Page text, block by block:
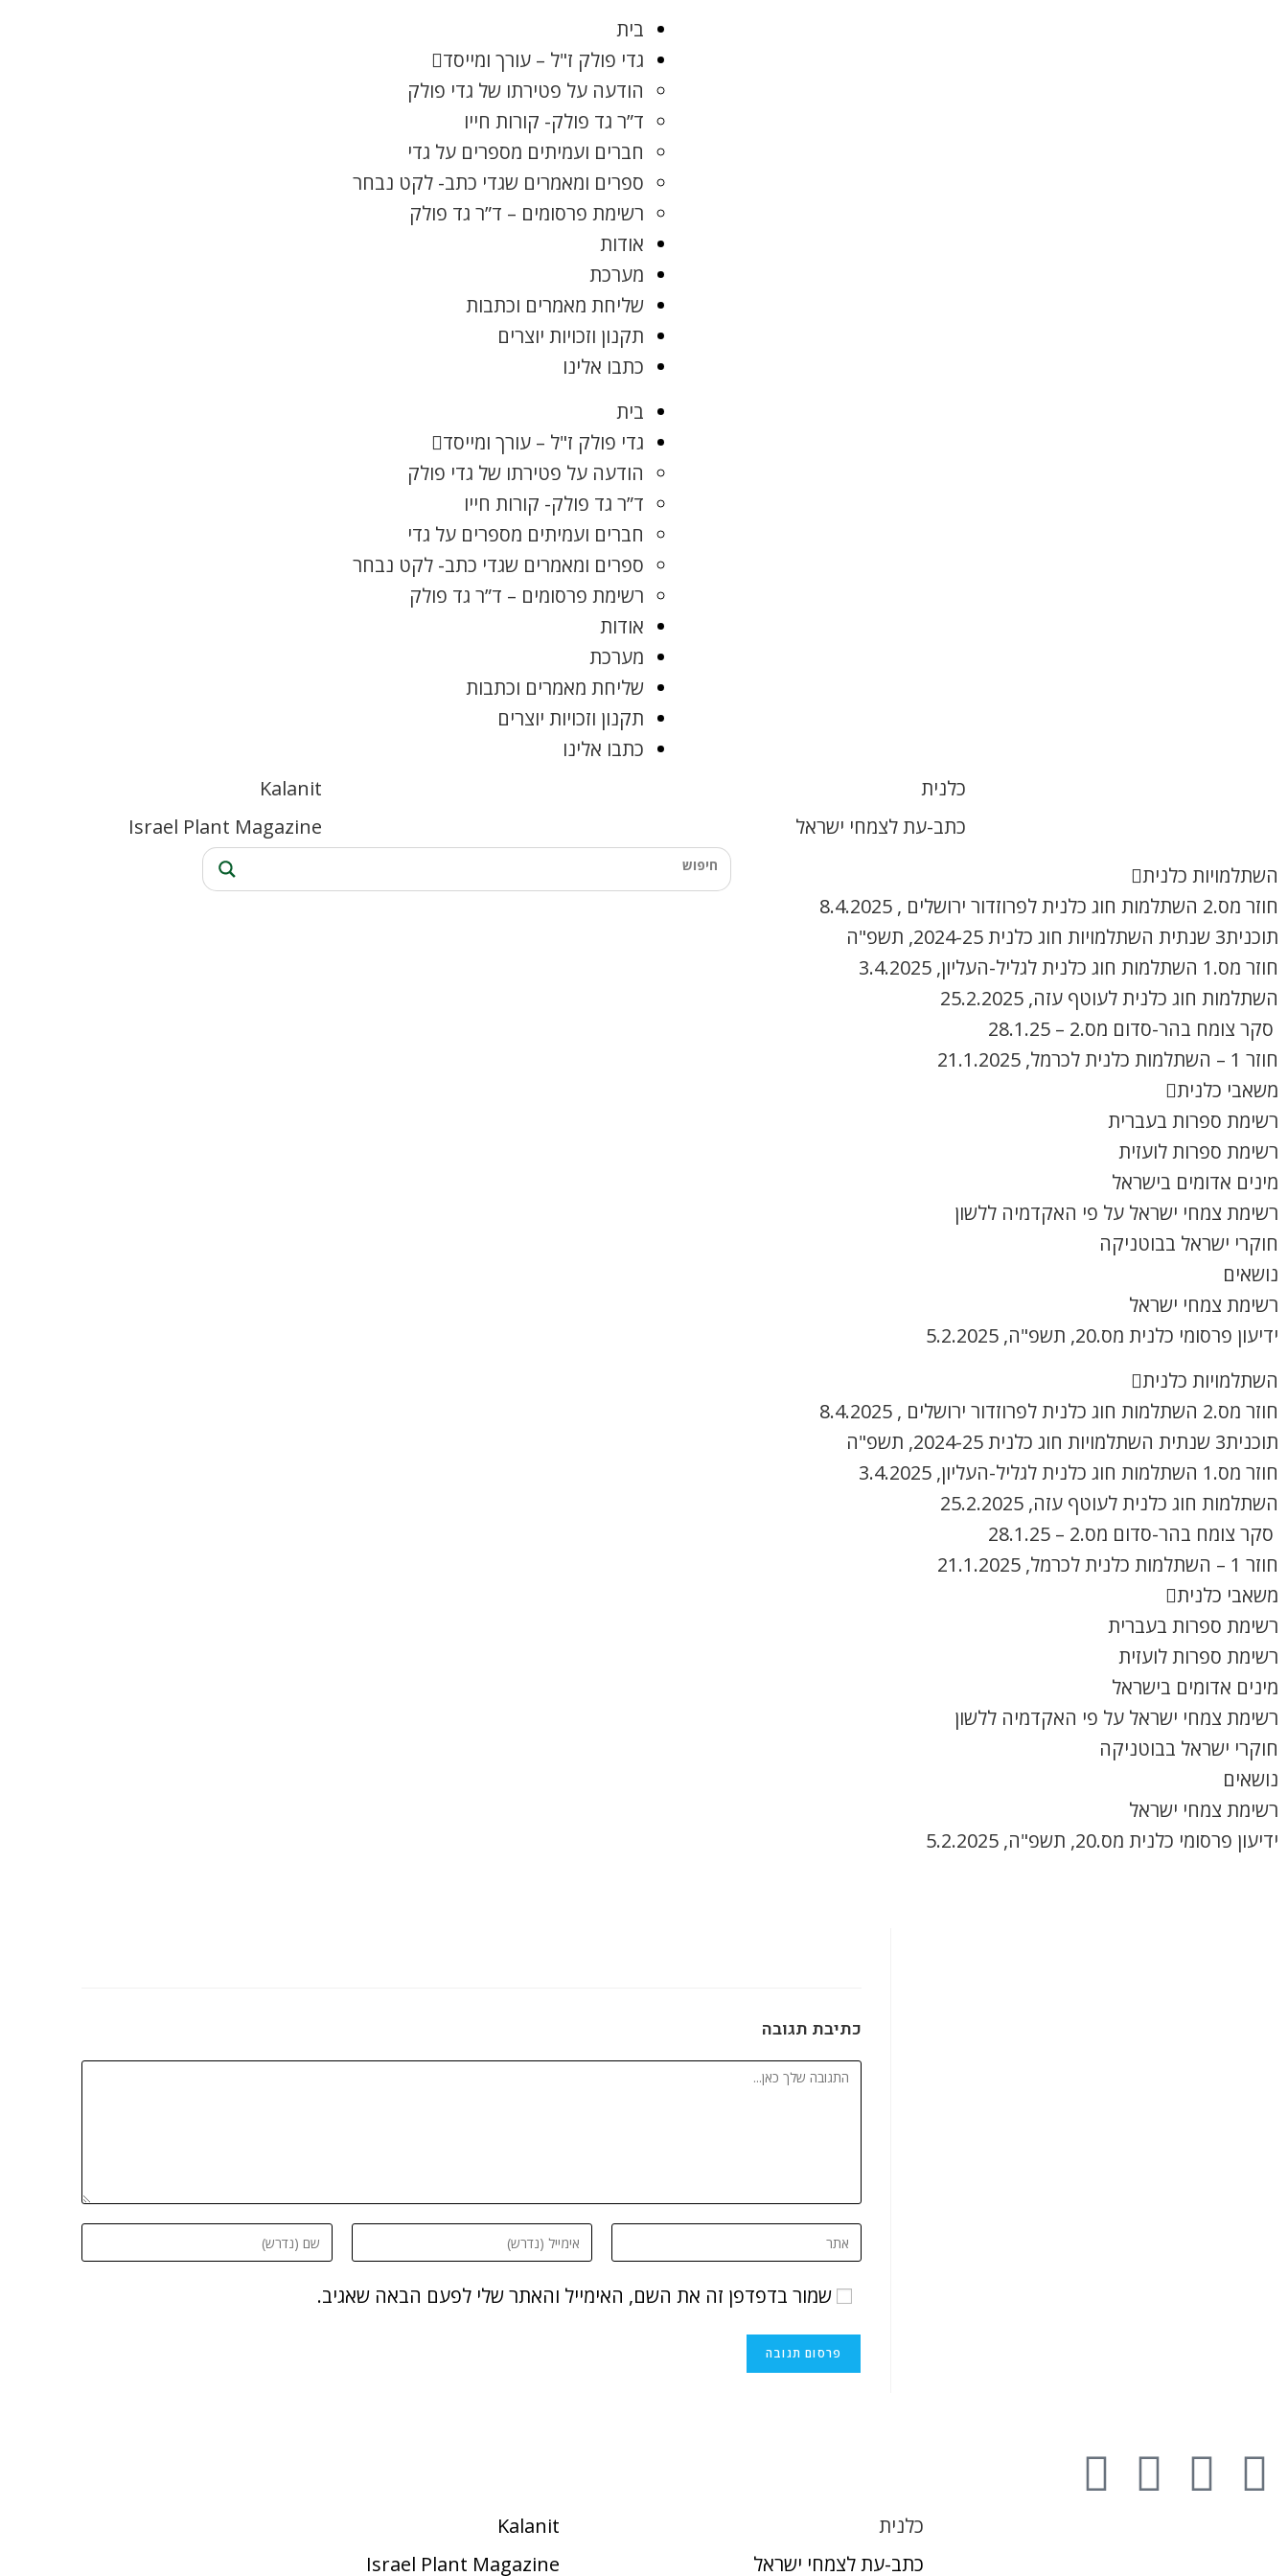
בית
גדי פולק ז"ל – עורך ומייסד
הודעה על פטירתו של גדי פולק
ד”ר גד פולק- קורות חייו
חברים ועמיתים מספרים על גדי
ספרים ומאמרים שגדי כתב- לקט נבחר
רשימת פרסומים – ד”ר גד פולק
אודות
מערכת
שליחת מאמרים וכתבות
תקנון וזכויות יוצרים
כתבו אלינו
בית
גדי פולק ז"ל – עורך ומייסד
הודעה על פטירתו של גדי פולק
ד”ר גד פולק- קורות חייו
חברים ועמיתים מספרים על גדי
ספרים ומאמרים שגדי כתב- לקט נבחר
רשימת פרסומים – ד”ר גד פולק
אודות
מערכת
שליחת מאמרים וכתבות
תקנון וזכויות יוצרים
כתבו אלינו
כלנית
כתב-עת לצמחי ישראל
Kalanit
Israel Plant Magazine
השתלמויות כלנית
חוזר מס.2 השתלמות חוג כלנית לפרוזדור ירושלים , 8.4.2025
תוכנית3 שנתית השתלמויות חוג כלנית 2024-25, תשפ"ה
חוזר מס.1 השתלמות חוג כלנית לגליל-העליון, 3.4.2025
השתלמות חוג כלנית לעוטף עזה, 25.2.2025
סקר צומח בהר-סדום מס.2 – 28.1.25
חוזר 1 – השתלמות כלנית לכרמל, 21.1.2025
משאבי כלנית
רשימת ספרות בעברית
רשימת ספרות לועזית
מינים אדומים בישראל
רשימת צמחי ישראל על פי האקדמיה ללשון
חוקרי ישראל בבוטניקה
נושאים
רשימת צמחי ישראל
ידיעון פרסומי כלנית מס.20, תשפ"ה, 5.2.2025
השתלמויות כלנית
חוזר מס.2 השתלמות חוג כלנית לפרוזדור ירושלים , 8.4.2025
תוכנית3 שנתית השתלמויות חוג כלנית 2024-25, תשפ"ה
חוזר מס.1 השתלמות חוג כלנית לגליל-העליון, 3.4.2025
השתלמות חוג כלנית לעוטף עזה, 25.2.2025
סקר צומח בהר-סדום מס.2 – 28.1.25
חוזר 1 – השתלמות כלנית לכרמל, 21.1.2025
משאבי כלנית
רשימת ספרות בעברית
רשימת ספרות לועזית
מינים אדומים בישראל
רשימת צמחי ישראל על פי האקדמיה ללשון
חוקרי ישראל בבוטניקה
נושאים
רשימת צמחי ישראל
ידיעון פרסומי כלנית מס.20, תשפ"ה, 5.2.2025
כתיבת תגובה
שמור בדפדפן זה את השם, האימייל והאתר שלי לפעם הבאה שאגיב.
כלנית
כתב-עת לצמחי ישראל
Kalanit
Israel Plant Magazine